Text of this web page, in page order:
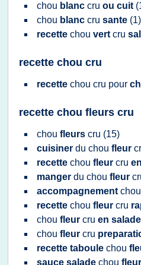
chou blanc cru ou cuit
chou blanc cru sante (1)
recette chou vert cru
recette chou cru
recette chou cru pour
recette chou fleurs cru
chou fleurs cru (15)
cuisiner du chou fleur
recette chou fleur cru
manger du chou fleur
accompagnement chou
recette chou fleur cru
chou fleur cru en salade
chou fleur cru
recette taboule chou
sauce salade chou fleur